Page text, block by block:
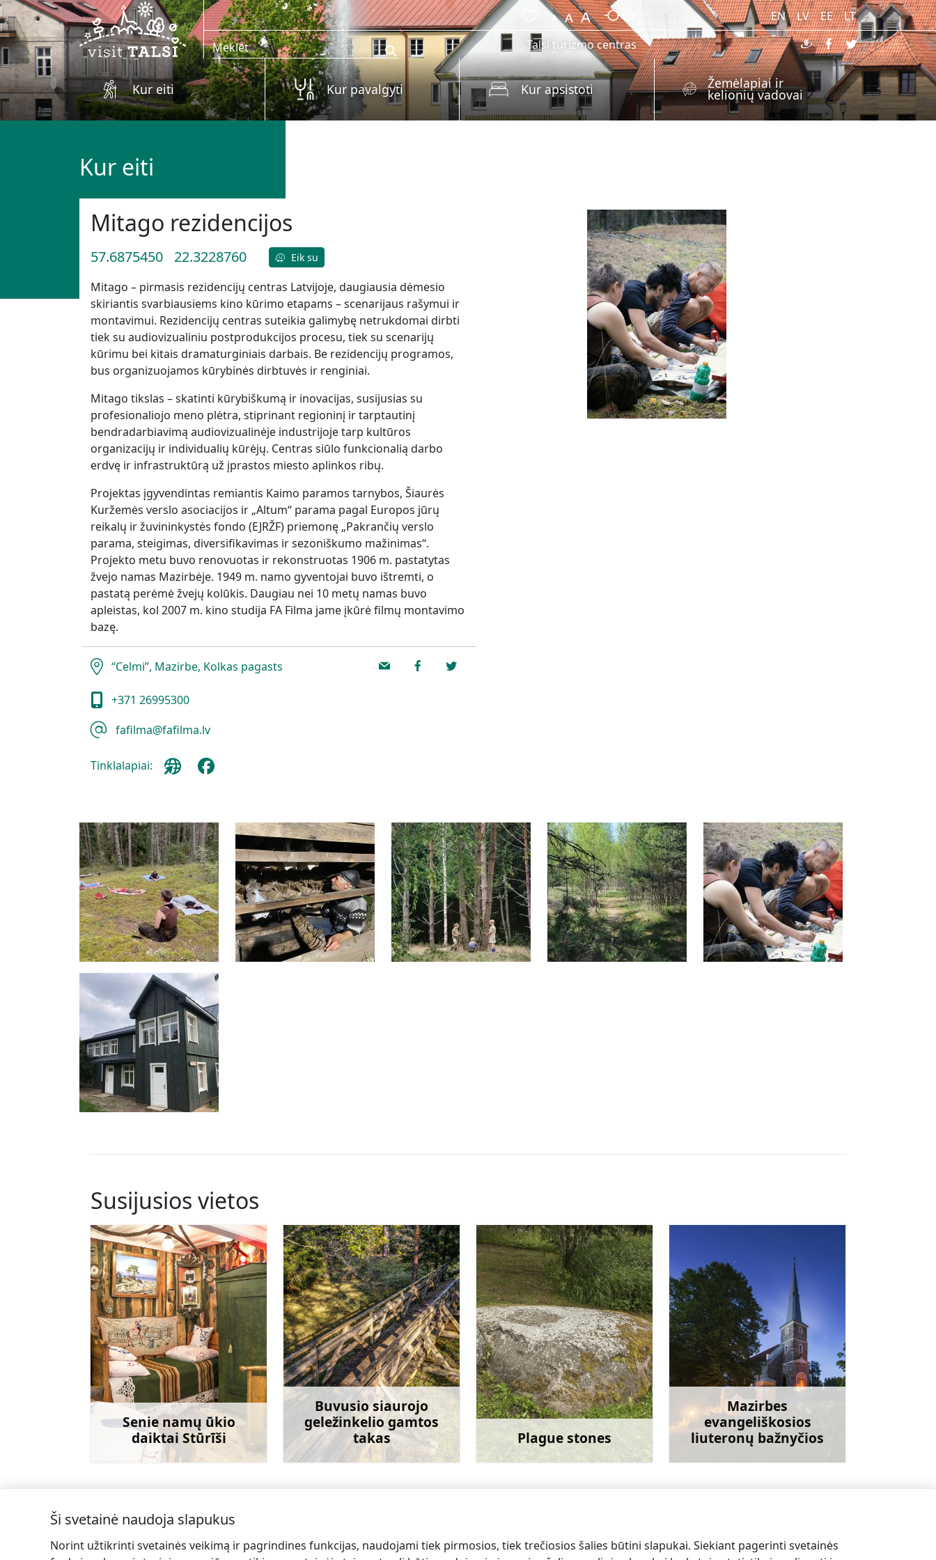
Skip to main content
EN LV EE
LT
Talsi turizmo centras
Kur eiti Kur pavalgyti Kur apsistoti Žemėlapiai ir
kelionių vadovai
Kur eiti
Mitago rezidencijos
57.6875450 22.3228760 Eik su
Mitago – pirmasis rezidencijų centras Latvijoje, daugiausia dėmesio
skiriantis svarbiausiems kino kūrimo etapams – scenarijaus rašymui ir
montavimui. Rezidencijų centras suteikia galimybę netrukdomai dirbti
tiek su audiovizualiniu postprodukcijos procesu, tiek su scenarijų
kūrimu bei kitais dramaturginiais darbais. Be rezidencijų programos,
bus organizuojamos kūrybinės dirbtuvės ir renginiai.
Mitago tikslas – skatinti kūrybiškumą ir inovacijas, susijusias su
profesionaliojo meno plėtra, stiprinant regioninį ir tarptautinį
bendradarbiavimą audiovizualinėje industrijoje tarp kultūros
organizacijų ir individualių kūrėjų. Centras siūlo funkcionalią darbo
erdvę ir infrastruktūrą už įprastos miesto aplinkos ribų.
Projektas įgyvendintas remiantis Kaimo paramos tarnybos, Šiaurės
Kuržemės verslo asociacijos ir „Altum“ parama pagal Europos jūrų
reikalų ir žuvininkystės fondo (EJRŽF) priemonę „Pakrančių verslo
parama, steigimas, diversifikavimas ir sezoniškumo mažinimas“.
Projekto metu buvo renovuotas ir rekonstruotas 1906 m. pastatytas
žvejo namas Mazirbėje. 1949 m. namo gyventojai buvo ištremti, o
pastatą perėmė žvejų kolūkis. Daugiau nei 10 metų namas buvo
apleistas, kol 2007 m. kino studija FA Filma jame įkūrė filmų montavimo
bazę.
“Celmi”, Mazirbe, Kolkas pagasts
+371 26995300
fafilma@fafilma.lv
Tinklalapiai:
Susijusios vietos
Senie namų ūkio
daiktai Stūrīši
Sužinoti daugiau
Buvusio siaurojo
geležinkelio gamtos
takas
Sužinoti daugiau
Plague stones
Mazirbes
evangeliškosios
liuteronų bažnyčios
Sužinoti daugiau
←StoneHill rankų darbo odos gaminiai Mini zoologijos sodas Lāčplėši
Ši svetainė naudoja slapukus
Norint užtikrinti svetainės veikimą ir pagrindines funkcijas, naudojami tiek pirmosios, tiek trečiosios šalies būtini slapukai. Siekiant pagerinti svetainės